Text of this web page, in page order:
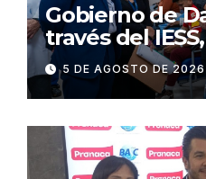
Gobierno de
través del
en 86
salud
5 DE AGOSTO DE 2026